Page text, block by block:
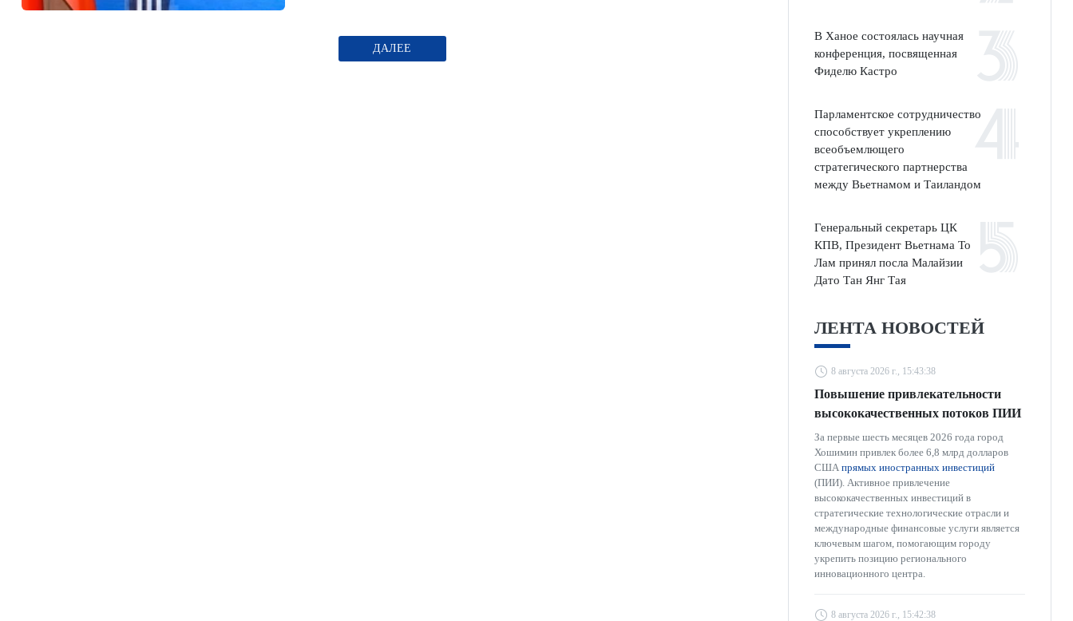
ДАЛЕЕ
В Ханое состоялась научная
конференция, посвященная
Фиделю Кастро
Парламентское сотрудничество
способствует укреплению
всеобъемлющего
стратегического партнерства
между Вьетнамом и Таиландом
Генеральный секретарь ЦК
КПВ, Президент Вьетнама То
Лам принял посла Малайзии
Дато Тан Янг Тая
ЛЕНТА НОВОСТЕЙ
8 августа 2026 г., 15:43:38
Повышение привлекательности
высококачественных потоков ПИИ
За первые шесть месяцев 2026 года город
Хошимин привлек более 6,8 млрд долларов
США прямых иностранных инвестиций
(ПИИ). Активное привлечение
высококачественных инвестиций в
стратегические технологические отрасли и
международные финансовые услуги является
ключевым шагом, помогающим городу
укрепить позицию регионального
инновационного центра.
8 августа 2026 г., 15:42:38